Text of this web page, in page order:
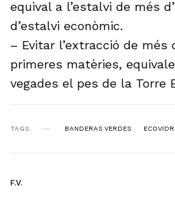
equival a l’estalvi de més
d’estalvi econòmic.
– Evitar l’extracció de més
primeres matèries,
vegades el pes de la Torre
TAGS BANDERAS VERDES
F.V.